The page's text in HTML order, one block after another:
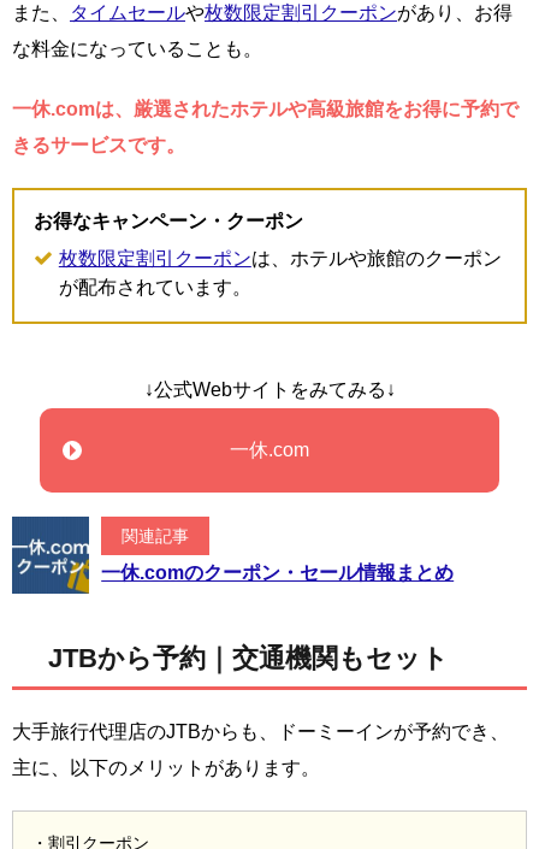
また、 タイムセールや枚数限定割引クーポンがあり、お得
な料金になっていることも。
一休.comは、厳選されたホテルや高級旅館をお得に予約で
きるサービスです。
お得なキャンペーン・クーポン
枚数限定割引クーポンは、ホテルや旅館のクーポン
が配布されています。
↓公式Webサイトをみてみる↓
一休.com
関連記事
一休.comのクーポン・セール情報まとめ
JTBから予約｜交通機関もセット
大手旅行代理店のJTBからも、ドーミーインが予約でき、
主に、以下のメリットがあります。
・割引クーポン